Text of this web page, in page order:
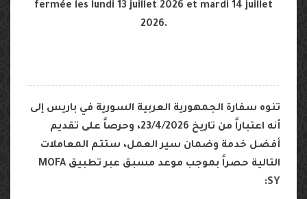
fermée les lundi 13 juillet 2026 et mardi 14 juillet
2026.
تنوه سفارة الجمهورية العربية السورية في باريس إلى
أنه اعتباراً من تاريخ 23/4/2026، وحرصاً على تقديم
أفضل خدمة وضمان سير العمل، ستتم المعاملات
التالية حصراً بموجب موعد مسبق عبر تطبيقMOFA
SY
: